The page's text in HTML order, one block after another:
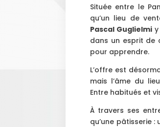
Située entre le
qu’un lieu de
Pascal Guglielmi
dans un esprit de
pour apprendre.
L’offre est
mais l’âme du
Entre habitués et
À travers ses
qu’une pâtisserie